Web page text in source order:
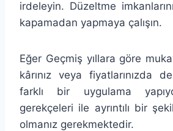
irdeleyin. Düzeltme
kapamadan yapmaya çalışın.
Eğer Geçmiş yıllara göre
kârınız veya fiyatlarınızda
farklı bir uygulama
gerekçeleri ile ayrıntılı bir
olmanız gerekmektedir.